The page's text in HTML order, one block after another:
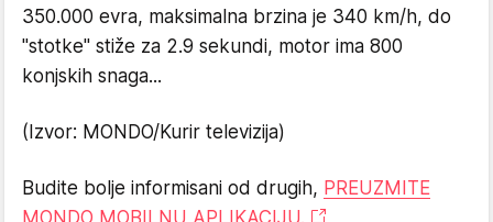
350.000 evra, maksimalna brzina je 340 km/h, do
"stotke" stiže za 2.9 sekundi, motor ima 800
konjskih snaga...
(Izvor: MONDO/Kurir televizija)
Budite bolje informisani od drugih, PREUZMITE